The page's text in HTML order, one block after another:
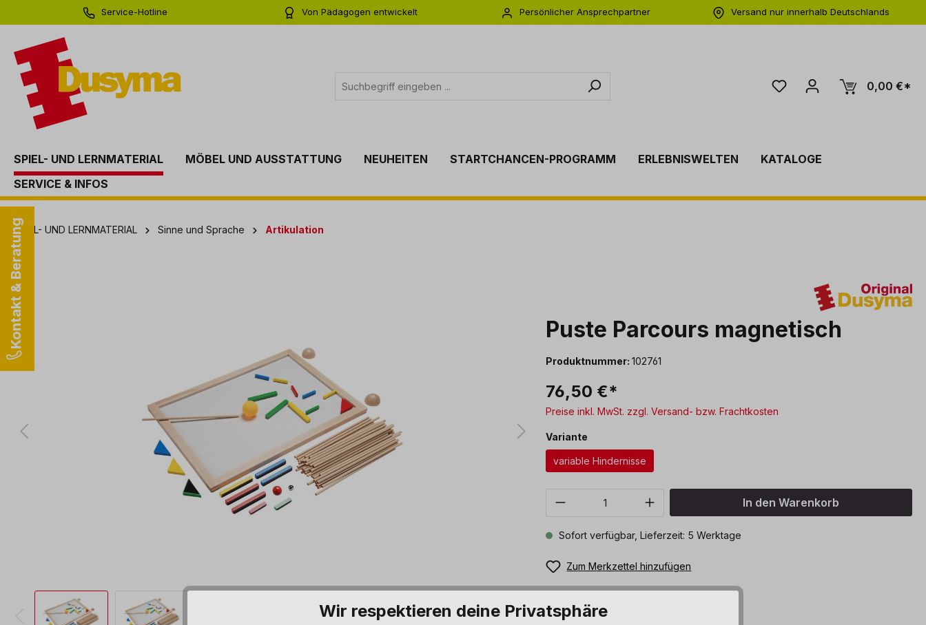
Zur Hauptnavigation springen
Service-Hotline
Von Pädagogen entwickelt
Persönlicher Ansprechpartner
Versand nur innerhalb Deutschlands
0,00 €*
SPIEL- UND LERNMATERIAL MÖBEL UND AUSSTATTUNG NEUHEITEN STARTCHANCEN-PROGRAMM ERLEBNISWELTEN
KATALOGE
SERVICE & INFOS
Kontakt & Beratung
SPIEL- UND LERNMATERIAL Sinne und Sprache Artikulation
Bildergalerie überspringen
Puste Parcours magnetisch
Produktnummer:102761
76,50 €*
Preise inkl. MwSt. zzgl. Versand- bzw. Frachtkosten
Variante
variable Hindernisse
Produkt Anzahl: Gib den gewünschten Wert
In den Warenkorb
Sofort verfügbar, Lieferzeit: 5 Werktage
Zum Merkzettel hinzufügen
Wir respektieren deine Privatsphäre